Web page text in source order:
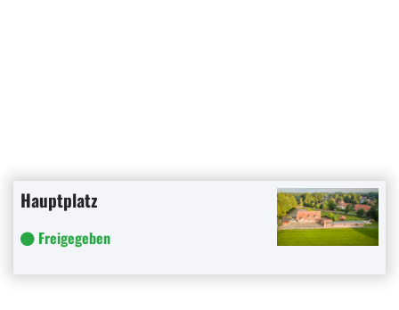
Hauptplatz
Freigegeben